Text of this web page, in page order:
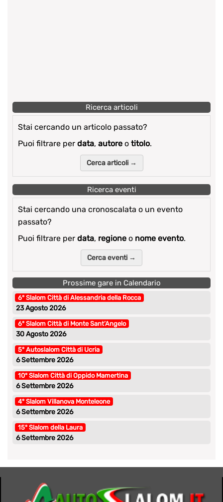
Ricerca articoli
Stai cercando un articolo passato?
Puoi filtrare per data, autore o titolo.
Cerca articoli →
Ricerca eventi
Stai cercando una cronoscalata o un evento
passato?
Puoi filtrare per data, regione o nome evento.
Cerca eventi →
Prossime gare in Calendario
6° Slalom Città di Alessandria della Rocca
23 Agosto 2026
6° Slalom Città di Monte Sant’Angelo
30 Agosto 2026
5° Autoslalom Città di Ucria
6 Settembre 2026
10° Slalom Città di Oppido Mamertina
6 Settembre 2026
4° Slalom Villanova Monteleone
6 Settembre 2026
15° Slalom della Laura
6 Settembre 2026